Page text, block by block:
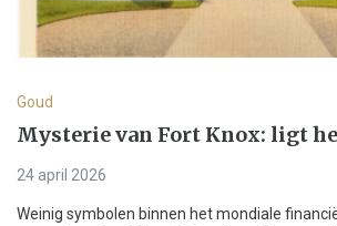
Goud
Mysterie van Fort Knox: ligt
24 april 2026
Weinig symbolen binnen het mondiale